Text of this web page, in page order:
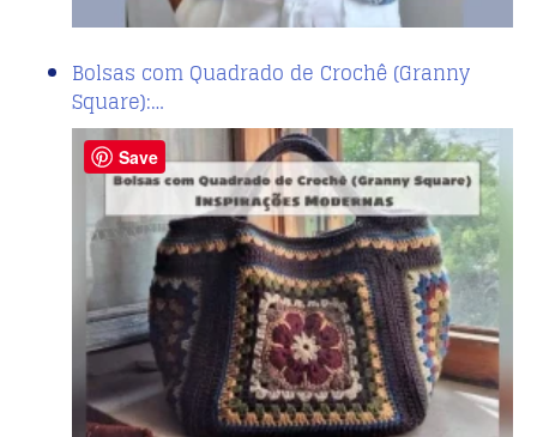
Bolsas com Quadrado de Crochê (Granny
Square):…
Save